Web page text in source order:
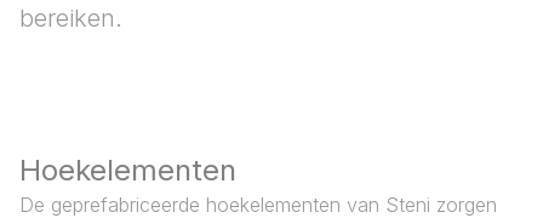
bereiken.
Hoekelementen
De geprefabriceerde hoekelementen van Steni zorgen